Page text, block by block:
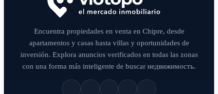
Encuentra propiedades en venta en Chipre, desde
apartamentos y casas hasta villas y oportunidades de
inversión. Explora anuncios verificados en todas las zonas
con una forma más inteligente de buscar недвижимость.